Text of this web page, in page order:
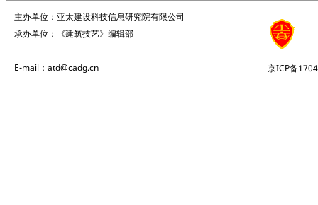
主办单位：亚太建设科技信息研究院有限公司
承办单位：《建筑技艺》编辑部
E-mail：atd@cadg.cn 京ICP备